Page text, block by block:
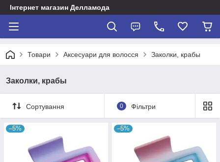
Інтернет магазин Делламода
Товари Аксесуари для волосся Заколки, крабы
Заколки, крабы
Сортування 0 Фільтри
–5% –5%